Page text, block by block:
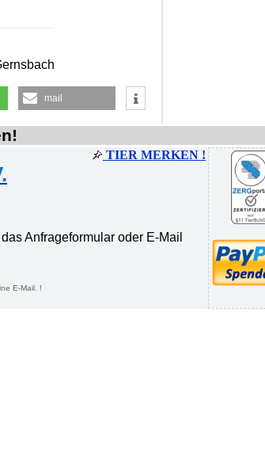
mail
TIER MERKEN !
Anfrageformular oder E-Mail
E-Mail. !